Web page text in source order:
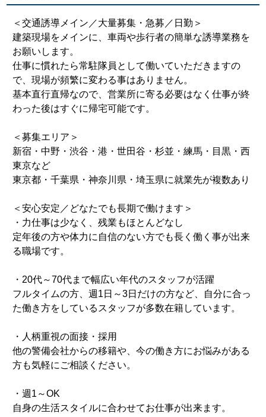
＜交通誘導メイン／大量募集・急募／日勤＞
建築現場をメインに、車両や歩行者の簡単な誘導業務を
お願いします。
仕事に慣れたら常駐隊員として働いていただきますの
で、現場が頻繁に変わる事はありません。
基本直行直帰なので、営業所に寄る必要はなく仕事が終
わった後はすぐに帰宅可能です。
＜募集エリア＞
新宿・中野・渋谷・港・世田谷・杉並・練馬・目黒・西
東京など
東京都・千葉県・神奈川県・埼玉県に就業先が複数あり
＜安心安定／どなたでも長期で働けます＞
・力仕事は少なく、残業もほとんどなし
定年後の方や体力に自信のない方でも長く働く事が出来
る職場です。
・20代～70代まで幅広い年代のスタッフが活躍
フルタイムの方、週1日～3日だけの方など、自分に合っ
た働き方をしているスタッフが多数在籍しています。
・人柄重視の面接・採用
他の警備会社からの移籍や、今の働き方にお悩みがある
方も気軽にご相談ください。
・週1～OK
自身の生活スタイルに合わせてお仕事が出来ます。